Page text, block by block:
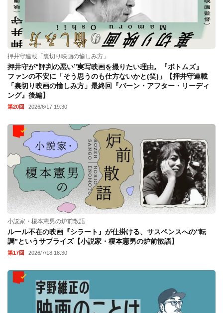
押井守連載「裏切り映画の愉しみ方」
押井守が“評判の悪い”実写映画を撮りたい理由。『ボトムズ』
ファンの不安に「そう思うのも仕方ないかと(笑)」【押井守連載
「裏切り映画の愉しみ方」最終回『バーン・アフター・リーディ
ング』後編】
第20回 2026/6/17 19:30
小説家・榎本憲男の炉前散語
ルール不在の映画『シラート』が仕掛ける、サスペンスへの“転
調”というサプライズ【小説家・榎本憲男の炉前散語】
第17回 2026/7/18 18:30